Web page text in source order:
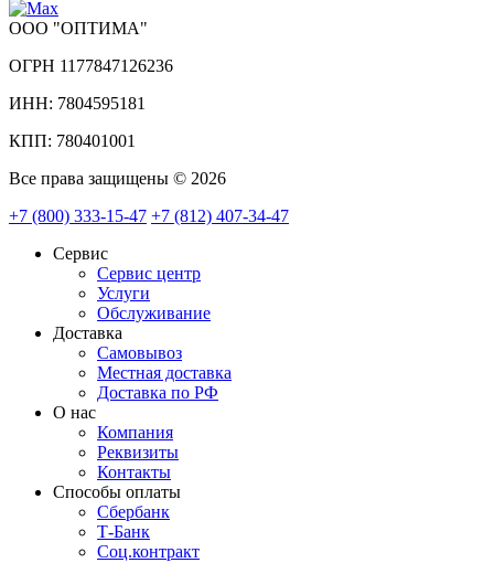
ООО "ОПТИМА"
ОГРН 1177847126236
ИНН: 7804595181
КПП: 780401001
Все права защищены © 2026
+7 (800) 333-15-47 +7 (812) 407-34-47
Сервис
Сервис центр
Услуги
Обслуживание
Доставка
Самовывоз
Местная доставка
Доставка по РФ
О нас
Компания
Реквизиты
Контакты
Cпособы оплаты
Сбербанк
Т-Банк
Соц.контракт